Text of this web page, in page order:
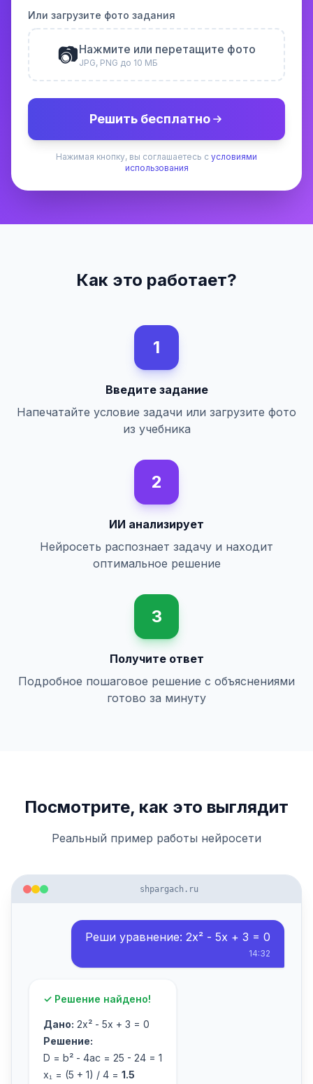
Или загрузите фото задания
📷Нажмите или перетащите фото
JPG, PNG до 10 МБ
Решить бесплатно
Нажимая кнопку, вы соглашаетесь с условиями
использования
Как это работает?
1
Введите задание
Напечатайте условие задачи или загрузите фото
из учебника
2
ИИ анализирует
Нейросеть распознает задачу и находит
оптимальное решение
3
Получите ответ
Подробное пошаговое решение с объяснениями
готово за минуту
Посмотрите, как это выглядит
Реальный пример работы нейросети
shpargach.ru
Реши уравнение: 2x² - 5x + 3 = 0
14:32
✓ Решение найдено!
Дано: 2x² - 5x + 3 = 0
Решение:
D = b² - 4ac = 25 - 24 = 1
x₁ = (5 + 1) / 4 = 1.5